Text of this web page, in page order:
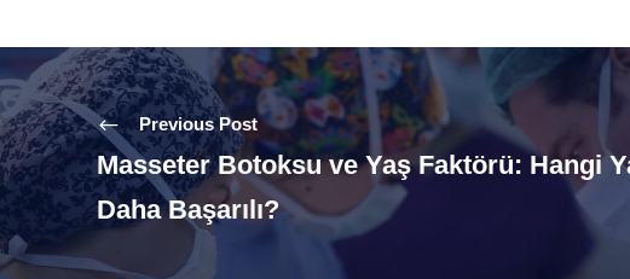
Previous Post
Masseter Botoksu ve Yaş Faktörü: Hangi
Daha Başarılı?